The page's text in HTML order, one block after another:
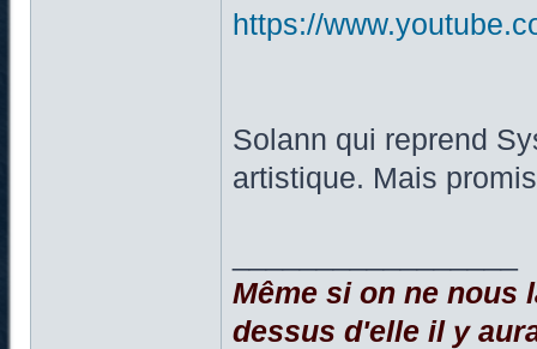
https://
Solann qui reprend
artistique. Mais
Même si on ne nous
dessus d'elle il y